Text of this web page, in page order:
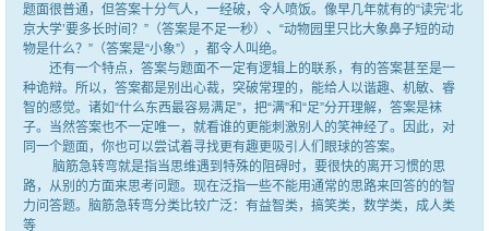
题面很普通，但答案十分气人，一经破，令人喷饭。像早几年就有的“读完‘北
京大学’要多长时间？”（答案是不足一秒）、“动物园里只比大象鼻子短的动
物是什么？”（答案是“小象”），都令人叫绝。
还有一个特点，答案与题面不一定有逻辑上的联系，有的答案甚至是一
种诡辩。所以，答案都是别出心裁，突破常理的，能给人以谐趣、机敏、睿
智的感觉。诸如“什么东西最容易满足”，把“满”和“足”分开理解，答案是袜
子。当然答案也不一定唯一，就看谁的更能刺激别人的笑神经了。因此，对
同一个题面，你也可以尝试着寻找更有趣更吸引人们眼球的答案。
脑筋急转弯就是指当思维遇到特殊的阻碍时，要很快的离开习惯的思
路，从别的方面来思考问题。现在泛指一些不能用通常的思路来回答的的智
力问答题。脑筋急转弯分类比较广泛：有益智类，搞笑类，数学类，成人类
等